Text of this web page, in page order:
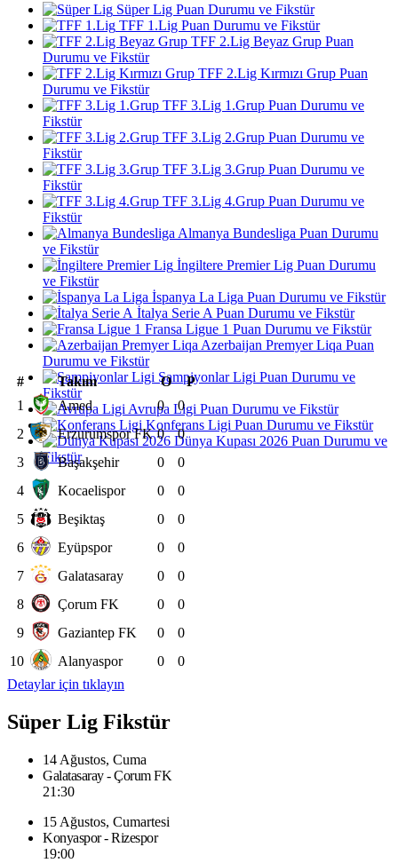
Süper Lig Puan Durumu ve Fikstür
TFF 1.Lig Puan Durumu ve Fikstür
TFF 2.Lig Beyaz Grup Puan
Durumu ve Fikstür
TFF 2.Lig Kırmızı Grup Puan
Durumu ve Fikstür
TFF 3.Lig 1.Grup Puan Durumu ve
Fikstür
TFF 3.Lig 2.Grup Puan Durumu ve
Fikstür
TFF 3.Lig 3.Grup Puan Durumu ve
Fikstür
TFF 3.Lig 4.Grup Puan Durumu ve
Fikstür
Almanya Bundesliga Puan Durumu
ve Fikstür
İngiltere Premier Lig Puan Durumu
ve Fikstür
İspanya La Liga Puan Durumu ve Fikstür
İtalya Serie A Puan Durumu ve Fikstür
Fransa Ligue 1 Puan Durumu ve Fikstür
Azerbaijan Premyer Liqa Puan
Durumu ve Fikstür
Şampiyonlar Ligi Puan Durumu ve
Fikstür
Avrupa Ligi Puan Durumu ve Fikstür
Konferans Ligi Puan Durumu ve Fikstür
Dünya Kupası 2026 Puan Durumu ve
Fikstür
# Takım O
P
1
Amed 0
0
2
Erzurumspor FK 0
0
3
Başakşehir 0
0
4
Kocaelispor 0
0
5
Beşiktaş 0
0
6
Eyüpspor 0
0
7
Galatasaray 0
0
8
Çorum FK 0
0
9
Gaziantep FK 0
0
10
Alanyaspor 0
0
Detaylar için tıklayın
Süper Lig Fikstür
14 Ağustos, Cuma
Galatasaray - Çorum FK
21:30
15 Ağustos, Cumartesi
Konyaspor - Rizespor
19:00